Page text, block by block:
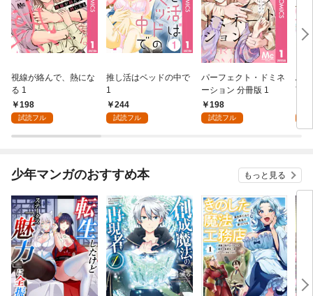
視線が絡んで、熱にな
る 1
198
試読フル
推し活はベッドの中で
1
244
試読フル
パーフェクト・ドミネ
ーション 分冊版 1
198
試読フル
ふ
言
少年マンガのおすすめ本 もっと見る